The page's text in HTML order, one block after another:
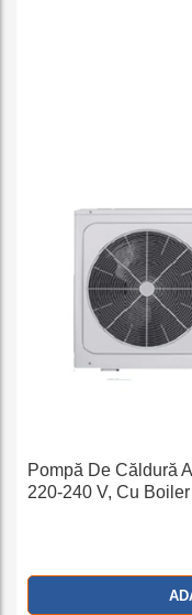
Pompă De Căldură
220-240 V, Cu